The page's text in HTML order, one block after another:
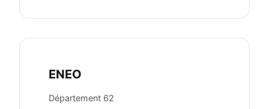
ENEO
Département 62